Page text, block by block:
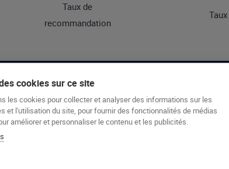
Formations
Taux de
recommandation
AFEC PRESTATIONS
cookies sur ce site
les cookies pour collecter et analyser des informations sur les
et l'utilisation du site, pour fournir des fonctionnalités de médias
améliorer et personnaliser le contenu et les publicités.